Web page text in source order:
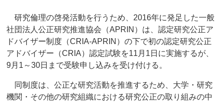
研究倫理の啓発活動を行うため、2016年に発足した一般
社団法人公正研究推進協会（APRIN）は、認定研究公正ア
ドバイザー制度（CRIA-APRIN）の下で初の認定研究公正
アドバイザー（CRIA）認定試験を11月1日に実施するが、
9月1～30日まで受験申し込みを受け付ける。
同制度は、公正な研究活動を推進するため、大学・研究
機関・その他の研究組織における研究公正の取り組みの中